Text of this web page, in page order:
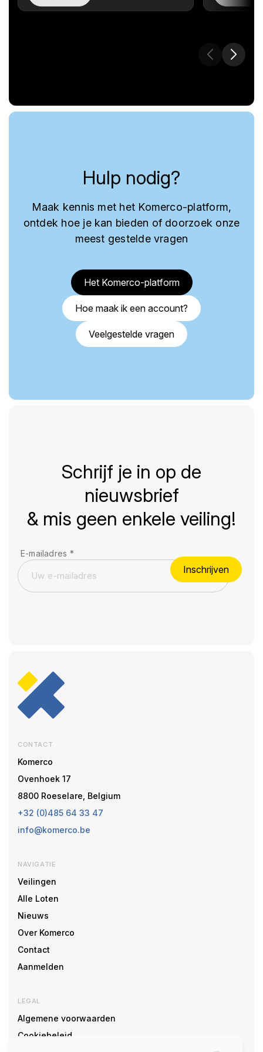
Hulp nodig?
Maak kennis met het Komerco-platform,
ontdek hoe je kan bieden of doorzoek onze
meest gestelde vragen
Het Komerco-platform
Hoe maak ik een account?
Veelgestelde vragen
Schrijf je in op de
nieuwsbrief
& mis geen enkele veiling!
E-mailadres *
Inschrijven
CONTACT
Komerco
Ovenhoek 17
8800 Roeselare, Belgium
+32 (0)485 64 33 47
info@komerco.be
NAVIGATIE
Veilingen
Alle Loten
Nieuws
Over Komerco
Contact
Aanmelden
LEGAL
Algemene voorwaarden
Cookiebeleid